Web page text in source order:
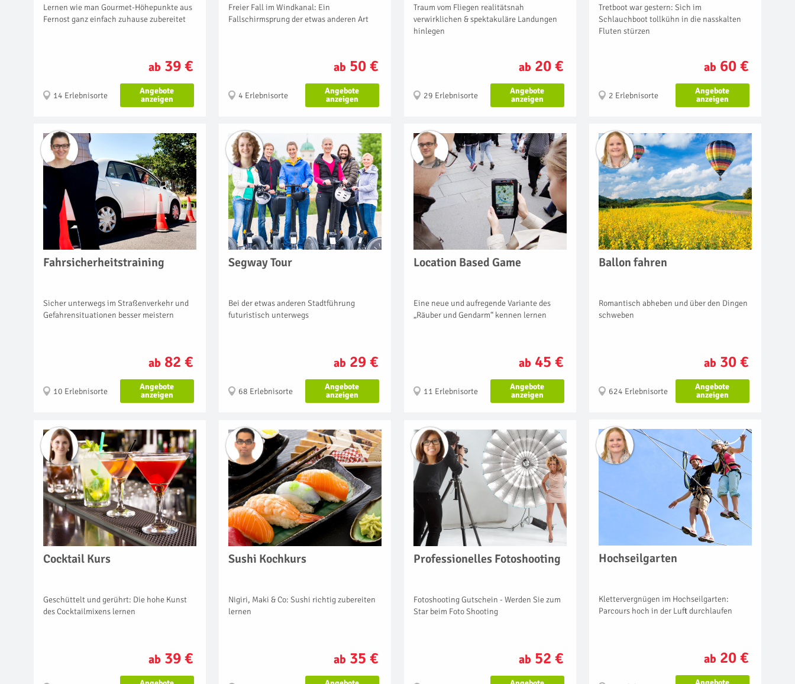
Lernen wie man Gourmet-Höhepunkte aus
Fernost ganz einfach zuhause zubereitet
ab 39 €
14 Erlebnisorte
Angebote
anzeigen
Freier Fall im Windkanal: Ein
Fallschirmsprung der etwas anderen Art
ab 50 €
4 Erlebnisorte
Angebote
anzeigen
Traum vom Fliegen realitätsnah
verwirklichen & spektakuläre Landungen
hinlegen
ab 20 €
29 Erlebnisorte
Angebote
anzeigen
Tretboot war gestern: Sich im
Schlauchboot tollkühn in die nasskalten
Fluten stürzen
ab 60 €
2 Erlebnisorte
Angebote
anzeigen
Fahrsicherheitstraining
Sicher unterwegs im Straßenverkehr und
Gefahrensituationen besser meistern
ab 82 €
10 Erlebnisorte
Angebote
anzeigen
Segway Tour
Bei der etwas anderen Stadtführung
futuristisch unterwegs
ab 29 €
68 Erlebnisorte
Angebote
anzeigen
Location Based Game
Eine neue und aufregende Variante des
„Räuber und Gendarm“ kennen lernen
ab 45 €
11 Erlebnisorte
Angebote
anzeigen
Ballon fahren
Romantisch abheben und über den Dingen
schweben
ab 30 €
624 Erlebnisorte
Angebote
anzeigen
Cocktail Kurs
Geschüttelt und gerührt: Die hohe Kunst
des Cocktailmixens lernen
ab 39 €
Sushi Kochkurs
Nigiri, Maki & Co: Sushi richtig zubereiten
lernen
ab 35 €
Professionelles Fotoshooting
Fotoshooting Gutschein - Werden Sie zum
Star beim Foto Shooting
ab 52 €
Hochseilgarten
Klettervergnügen im Hochseilgarten:
Parcours hoch in der Luft durchlaufen
ab 20 €